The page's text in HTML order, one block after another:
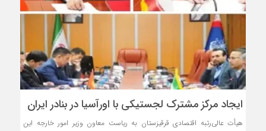
ایجاد مرکز مشترک لجستیکی با اورآسیا در بنادر ایران
هیأت عالی‌رتبه اقتصادی قرقیزستان به ریاست معاون وزیر امور خارجه این